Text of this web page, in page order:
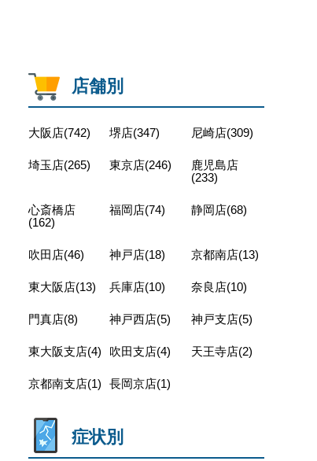
店舗別
大阪店(742) 堺店(347) 尼崎店(309)
埼玉店(265) 東京店(246)
鹿児島店
(233)
心斎橋店
(162)
福岡店(74) 静岡店(68)
吹田店(46) 神戸店(18) 京都南店(13)
東大阪店(13) 兵庫店(10) 奈良店(10)
門真店(8) 神戸西店(5) 神戸支店(5)
東大阪支店(4) 吹田支店(4) 天王寺店(2)
京都南支店(1) 長岡京店(1)
症状別